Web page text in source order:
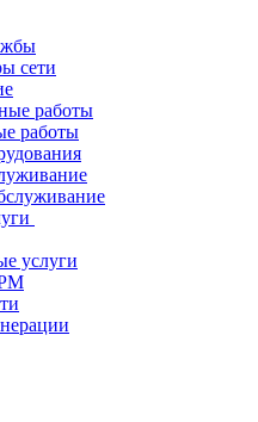
сети
работы
работы
услуги